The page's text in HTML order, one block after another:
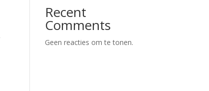
Recent
Comments
Geen reacties om te tonen.